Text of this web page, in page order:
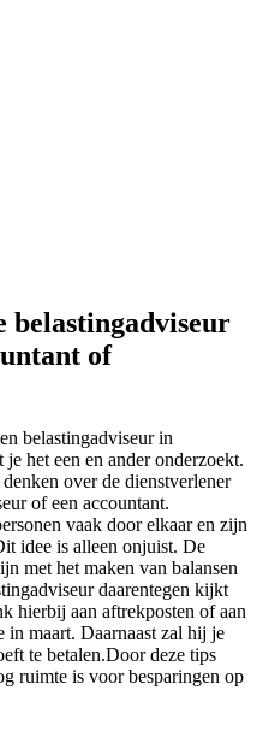
belastingadviseur
of
belastingadviseur in
het een en ander onderzoekt.
over de dienstverlener
of een accountant.
vaak door elkaar en zijn
idee is alleen onjuist. De
met het maken van balansen
daarentegen kijkt
hierbij aan aftrekposten of aan
in maart. Daarnaast zal hij je
te betalen.Door deze tips
ruimte is voor besparingen op